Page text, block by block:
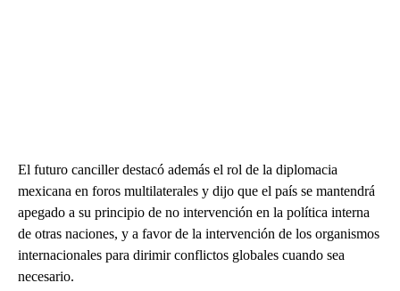
El futuro canciller destacó además el rol de la diplomacia
mexicana en foros multilaterales y dijo que el país se mantendrá
apegado a su principio de no intervención en la política interna
de otras naciones, y a favor de la intervención de los organismos
internacionales para dirimir conflictos globales cuando sea
necesario.